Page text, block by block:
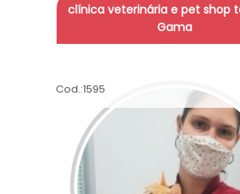
clínica veterinária e pet shop
Gama
Cod.:1595